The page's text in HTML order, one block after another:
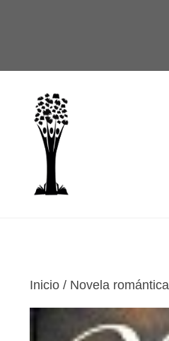
Inicio / Novela romántica